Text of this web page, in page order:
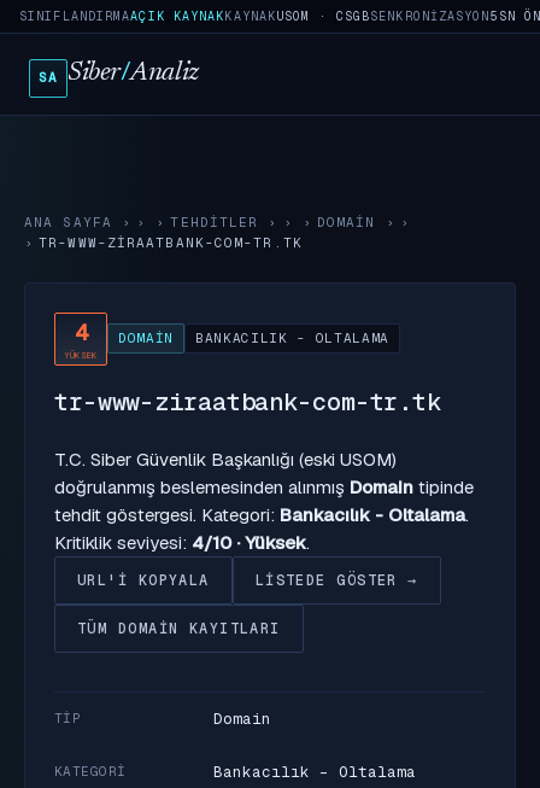
SINIFLANDIRMAAÇIK KAYNAKKAYNAKUSOM · CSGBSENKRONIZASYON5SN
SA Siber/Analiz
ANA SAYFA › TEHDITLER › DOMAIN
›
TR-WWW-ZIRAATBANK-COM-TR.TK
4
YÜKSEK
DOMAIN BANKACILIK - OLTALAMA
tr-www-ziraatbank-com-tr.tk
T.C. Siber Güvenlik Başkanlığı (eski USOM)
doğrulanmış beslemesinden alınmış Domain tipinde
tehdit göstergesi. Kategori: Bankacılık - Oltalama.
Kritiklik seviyesi: 4/10 · Yüksek.
URL'I KOPYALA LISTEDE GÖSTER →
TÜM DOMAIN KAYITLARI
TIP Domain
KATEGORI Bankacılık - Oltalama